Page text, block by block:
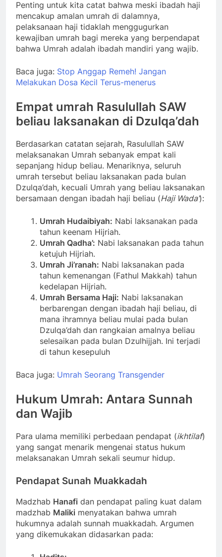
Penting untuk kita catat bahwa meski ibadah haji
mencakup amalan umrah di dalamnya,
pelaksanaan haji tidaklah menggugurkan
kewajiban umrah bagi mereka yang berpendapat
bahwa Umrah adalah ibadah mandiri yang wajib.
Baca juga: Stop Anggap Remeh! Jangan
Melakukan Dosa Kecil Terus-menerus
Empat umrah Rasulullah SAW
beliau laksanakan di Dzulqa’dah
Berdasarkan catatan sejarah, Rasulullah SAW
melaksanakan Umrah sebanyak empat kali
sepanjang hidup beliau. Menariknya, seluruh
umrah tersebut beliau laksanakan pada bulan
Dzulqa’dah, kecuali Umrah yang beliau laksanakan
bersamaan dengan ibadah haji beliau (Haji Wada’):
Umrah Hudaibiyah: Nabi laksanakan pada
tahun keenam Hijriah.
Umrah Qadha’: Nabi laksanakan pada tahun
ketujuh Hijriah.
Umrah Ji’ranah: Nabi laksanakan pada
tahun kemenangan (Fathul Makkah) tahun
kedelapan Hijriah.
Umrah Bersama Haji: Nabi laksanakan
berbarengan dengan ibadah haji beliau, di
mana ihramnya beliau mulai pada bulan
Dzulqa’dah dan rangkaian amalnya beliau
selesaikan pada bulan Dzulhijjah. Ini terjadi
di tahun kesepuluh
Baca juga: Umrah Seorang Transgender
Hukum Umrah: Antara Sunnah
dan Wajib
Para ulama memiliki perbedaan pendapat (ikhtilaf)
yang sangat menarik mengenai status hukum
melaksanakan Umrah sekali seumur hidup.
Pendapat Sunah Muakkadah
Madzhab Hanafi dan pendapat paling kuat dalam
madzhab Maliki menyatakan bahwa umrah
hukumnya adalah sunnah muakkadah. Argumen
yang dikemukakan didasarkan pada: